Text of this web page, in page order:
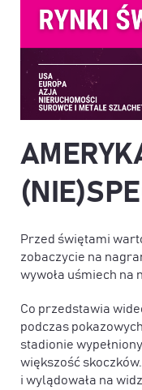
Przed świętami
zobaczycie na
wywoła uśmiech na
Co przedstawia
podczas
stadionie
większość
i wylądowała na